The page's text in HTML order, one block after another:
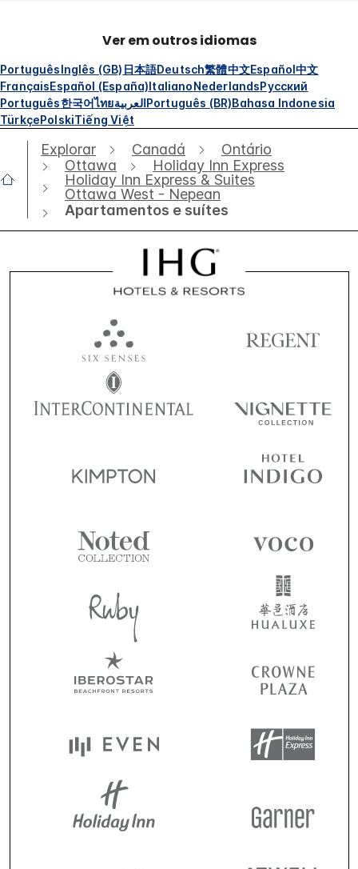
Ver em outros idiomas
PortuguêsInglês (GB) 日本語Deutsch繁體中文Español中文
FrançaisEspañol (España)ItalianoNederlandsРусский
Português한국어ไทยالعربيةPortuguês (BR)Bahasa Indonesia
TürkçePolskiTiếng Việt
Explorar Canadá
Ontário
Ottawa
Holiday Inn Express
Holiday Inn Express & Suites
Ottawa West - Nepean
Apartamentos e suítes